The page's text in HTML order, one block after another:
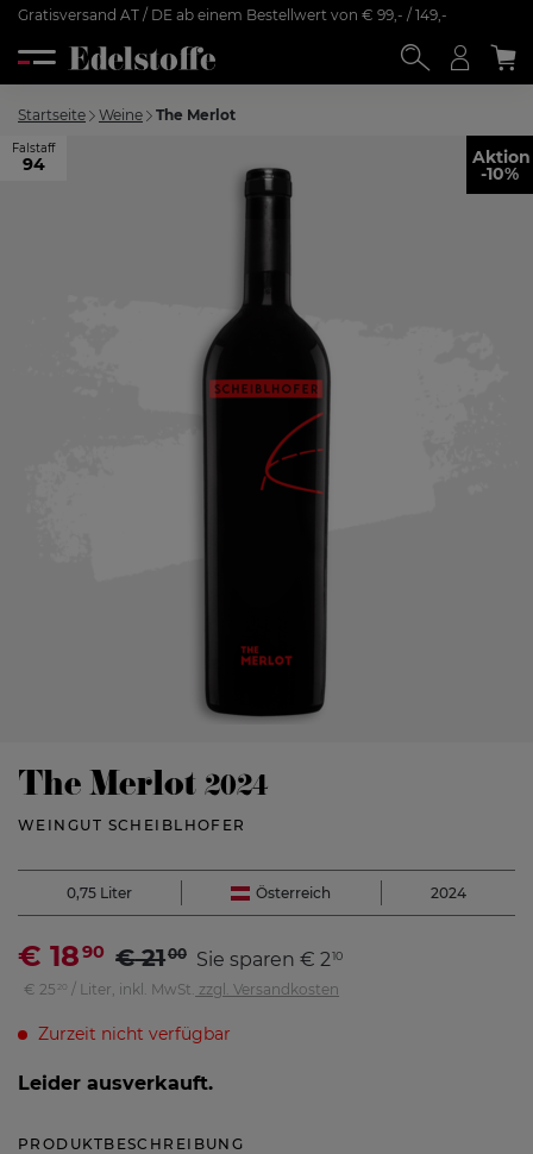
Gratisversand AT / DE ab einem Bestellwert von € 99,- / 149,-
Startseite Weine The Merlot
Falstaff
94 Aktion
-10%
The Merlot 2024
WEINGUT SCHEIBLHOFER
0,75 Liter Österreich 2024
€ 1890 €2100 Sie sparen € 210
€ 25 20 / Liter, inkl. MwSt. zzgl. Versandkosten
Zurzeit nicht verfügbar
Leider ausverkauft.
PRODUKTBESCHREIBUNG